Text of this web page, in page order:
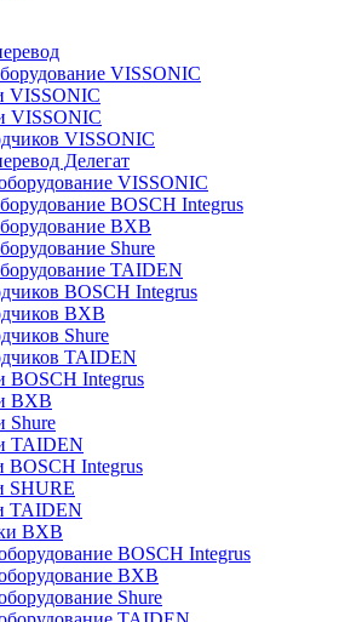
VISSONIC
VISSONIC
VISSONIC
VISSONIC
Делегат
VISSONIC
BOSCH Integrus
BXB
Shure
TAIDEN
BOSCH Integrus
BXB
Shure
TAIDEN
Integrus
BXB
Shure
TAIDEN
BOSCH Integrus
SHURE
TAIDEN
BXB
BOSCH Integrus
BXB
Shure